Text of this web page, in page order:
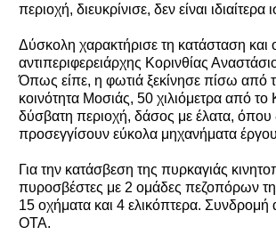
περιοχή, διευκρίνισε, δεν είναι ιδιαίτερα
Δύσκολη χαρακτήρισε τη κατάσταση και
αντιπεριφερειάρχης Κορινθίας
Όπως είπε, η φωτιά ξεκίνησε πίσω από
κοινότητα Μοσιάς, 50 χιλιόμετρα από το
δύσβατη περιοχή, δάσος με έλατα,
προσεγγίσουν εύκολα μηχανήματα
Για την κατάσβεση της πυρκαγιάς
πυροσβέστες με 2 ομάδες πεζοπόρων
15 οχήματα και 4 ελικόπτερα.
ΟΤΑ.